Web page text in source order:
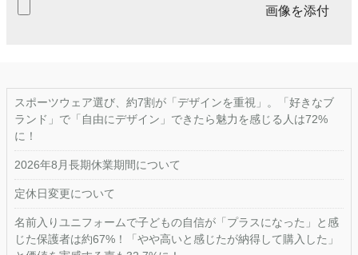
画像を添付
スポーツウェア選び、約7割が「デザインを重視」。「好きなブ
ランド」で「自由にデザイン」できたら魅力を感じる人は72%
に！
2026年8月長期休業期間について
定休日変更について
名前入りユニフォームで子どもの自信が「プラスになった」と感
じた保護者は約67%！「やや高いと感じたが納得して購入した」